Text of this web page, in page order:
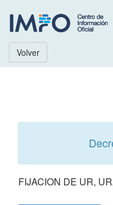
Volver
FIJACION DE UR,